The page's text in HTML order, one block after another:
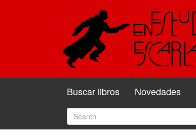
Buscar libros Novedades